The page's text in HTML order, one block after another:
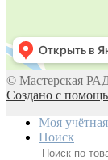
© Мастерская
Создано с
Моя
Поиск
Искать: